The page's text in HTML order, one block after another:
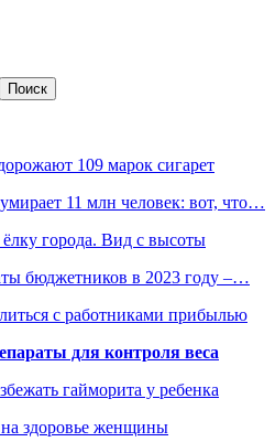
109 марок сигарет
11 млн человек: вот, что…
города. Вид с высоты
бюджетников в 2023 году –…
с работниками прибылью
для контроля веса
гайморита у ребенка
здоровье женщины